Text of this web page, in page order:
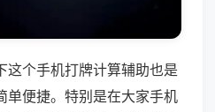
这个手机打牌计算辅助也是
单便捷。特别是在大家手机